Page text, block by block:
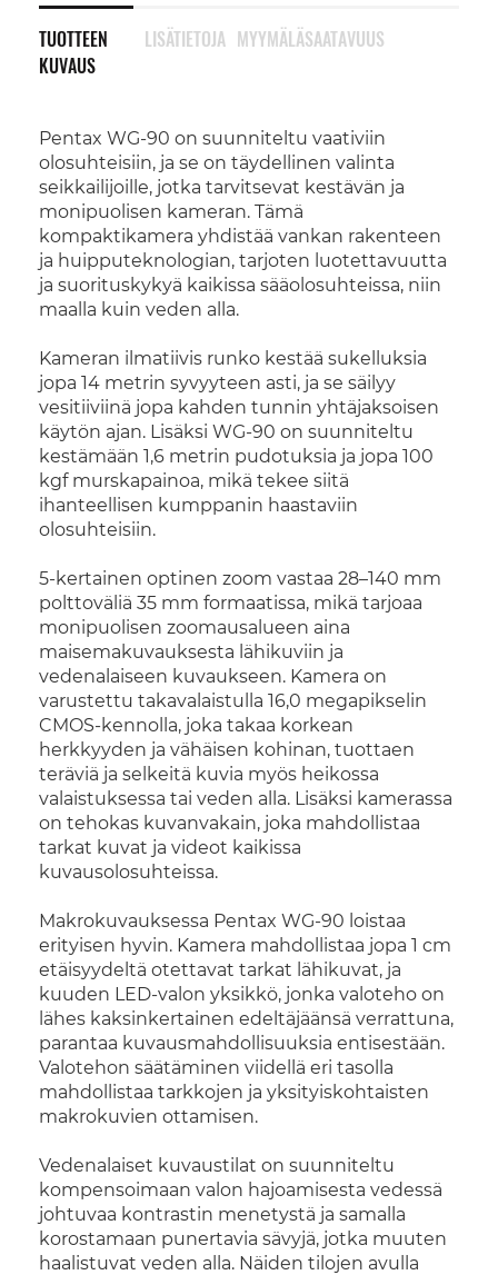
TUOTTEEN
KUVAUS
Pentax WG-90 on suunniteltu vaativiin
olosuhteisiin, ja se on täydellinen valinta
seikkailijoille, jotka tarvitsevat kestävän ja
monipuolisen kameran. Tämä
kompaktikamera yhdistää vankan rakenteen
ja huipputeknologian, tarjoten luotettavuutta
ja suorituskykyä kaikissa sääolosuhteissa, niin
maalla kuin veden alla.
Kameran ilmatiivis runko kestää sukelluksia
jopa 14 metrin syvyyteen asti, ja se säilyy
vesitiiviinä jopa kahden tunnin yhtäjaksoisen
käytön ajan. Lisäksi WG-90 on suunniteltu
kestämään 1,6 metrin pudotuksia ja jopa 100
kgf murskapainoa, mikä tekee siitä
ihanteellisen kumppanin haastaviin
olosuhteisiin.
5-kertainen optinen zoom vastaa 28–140 mm
polttoväliä 35 mm formaatissa, mikä tarjoaa
monipuolisen zoomausalueen aina
maisemakuvauksesta lähikuviin ja
vedenalaiseen kuvaukseen. Kamera on
varustettu takavalaistulla 16,0 megapikselin
CMOS-kennolla, joka takaa korkean
herkkyyden ja vähäisen kohinan, tuottaen
teräviä ja selkeitä kuvia myös heikossa
valaistuksessa tai veden alla. Lisäksi kamerassa
on tehokas kuvanvakain, joka mahdollistaa
tarkat kuvat ja videot kaikissa
kuvausolosuhteissa.
Makrokuvauksessa Pentax WG-90 loistaa
erityisen hyvin. Kamera mahdollistaa jopa 1 cm
etäisyydeltä otettavat tarkat lähikuvat, ja
kuuden LED-valon yksikkö, jonka valoteho on
lähes kaksinkertainen edeltäjäänsä verrattuna,
parantaa kuvausmahdollisuuksia entisestään.
Valotehon säätäminen viidellä eri tasolla
mahdollistaa tarkkojen ja yksityiskohtaisten
makrokuvien ottamisen.
Vedenalaiset kuvaustilat on suunniteltu
kompensoimaan valon hajoamisesta vedessä
johtuvaa kontrastin menetystä ja samalla
korostamaan punertavia sävyjä, jotka muuten
haalistuvat veden alla. Näiden tilojen avulla
LISÄTIETOJA MYYMÄLÄSAATAVUUS